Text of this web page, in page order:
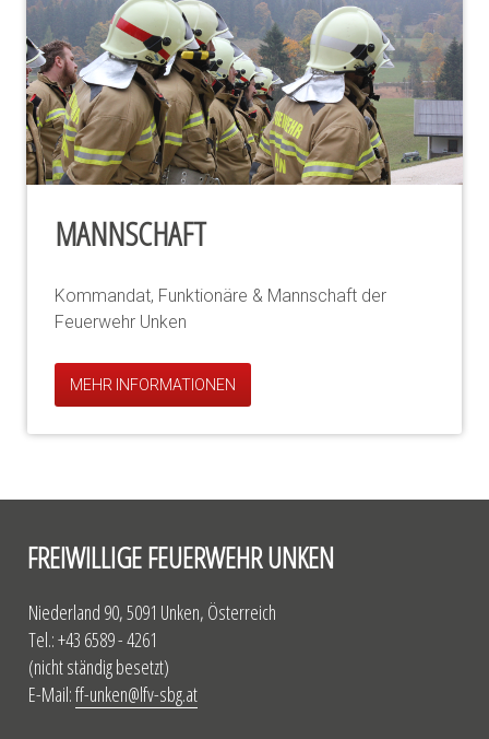
MANNSCHAFT
Kommandat, Funktionäre & Mannschaft der
Feuerwehr Unken
MEHR INFORMATIONEN
FREIWILLIGE FEUERWEHR UNKEN
Niederland 90, 5091 Unken, Österreich
Tel.: +43 6589 - 4261
(nicht ständig besetzt)
E-Mail:ff-unken@lfv-sbg.at